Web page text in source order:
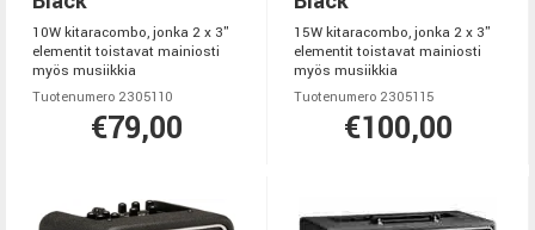
10W kitaracombo, jonka 2 x 3"
elementit toistavat mainiosti
myös musiikkia
Tuotenumero 2305110
€79,00
15W kitaracombo, jonka 2 x 3"
elementit toistavat mainiosti
myös musiikkia
Tuotenumero 2305115
€100,00